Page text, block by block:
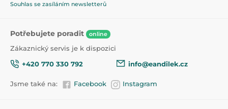
Souhlas se zasíláním newsletterů
Potřebujete poradit online
Zákaznický servis je k dispozici
+420 770 330 792
info@eandilek.cz
Jsme také na: Facebook Instagram